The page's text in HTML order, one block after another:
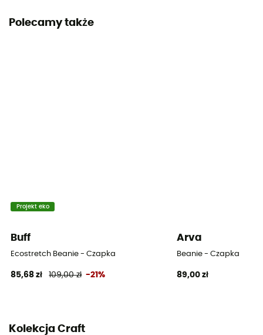
Polecamy także
Projekt eko
Buff
Ecostretch Beanie - Czapka
85,68 zł 109,00 zł -21%
Arva
Beanie - Czapka
89,00 zł
Kolekcja Craft